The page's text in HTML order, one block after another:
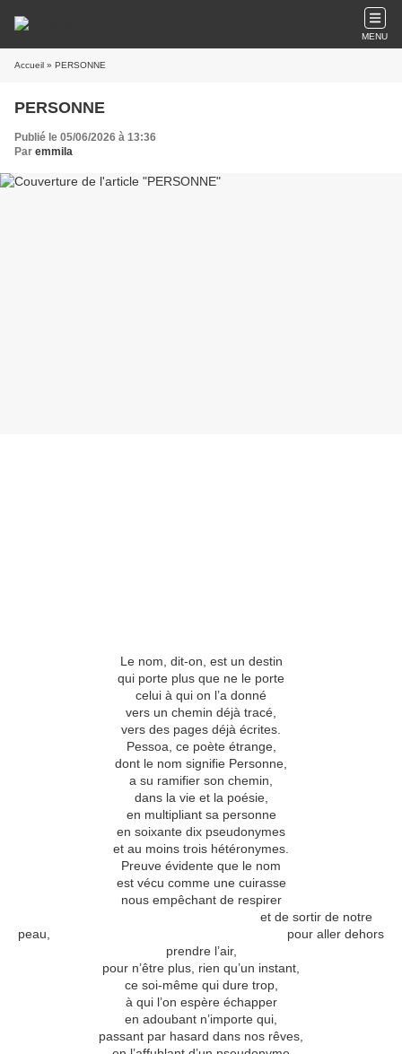
MENU
Accueil » PERSONNE
PERSONNE
Publié le 05/06/2026 à 13:36
Par emmila
Le nom, dit-on, est un destin
qui porte plus que ne le porte
celui à qui on l’a donné
vers un chemin déjà tracé,
vers des pages déjà écrites.
Pessoa, ce poète étrange,
dont le nom signifie Personne,
a su ramifier son chemin,
dans la vie et la poésie,
en multipliant sa personne
en soixante dix pseudonymes
et au moins trois hétéronymes.
Preuve évidente que le nom
est vécu comme une cuirasse
nous empêchant de respirer
et de sortir de notre
peau, pour aller dehors
prendre l’air,
pour n’être plus, rien qu’un instant,
ce soi-même qui dure trop,
à qui l’on espère échapper
en adoubant n’importe qui,
passant par hasard dans nos rêves,